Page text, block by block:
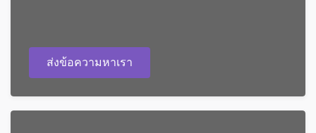
ส่งข้อความหาเรา